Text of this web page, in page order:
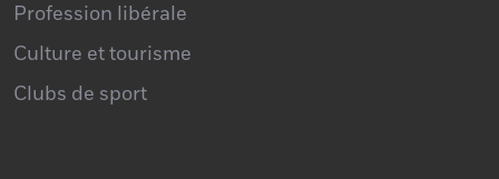
Profession libérale
Culture et tourisme
Clubs de sport